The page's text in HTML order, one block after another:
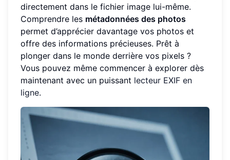
directement dans le fichier image lui-même.
Comprendre les métadonnées des photos
permet d’apprécier davantage vos photos et
offre des informations précieuses. Prêt à
plonger dans le monde derrière vos pixels ?
Vous pouvez même commencer à explorer dès
maintenant avec un puissant lecteur EXIF en
ligne.